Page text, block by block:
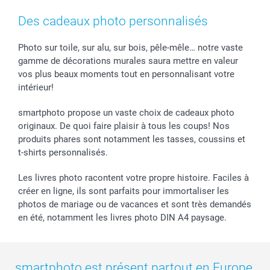
Cadres photo & accessoires déco
Calendrier photos & Agendas photo
Stickers & Etiquettes
Chèque Cadeau
Mentions Légales
Affiliation
Investor Relations
B2B smartbusiness
Droit de rétractation
Fête des Mères
Confirmation ou communion
Mariage
Fête d'anniversaire
Collection naissance
Tous les évènements
Tarifs et frais de livraison
Livraison en 48 heures
Modes de Paiement
Identifiez-vous
Plan du site
Statut de ma commande
smarfriends
smartgarantie
smartbonus
Des cadeaux photo personnalisés
Photo sur toile, sur alu, sur bois, pêle-mêle… notre vaste
gamme de décorations murales saura mettre en valeur
vos plus beaux moments tout en personnalisant votre
intérieur!
smartphoto propose un vaste choix de cadeaux photo
originaux. De quoi faire plaisir à tous les coups! Nos
produits phares sont notamment les tasses, coussins et
t-shirts personnalisés.
Les livres photo racontent votre propre histoire. Faciles à
créer en ligne, ils sont parfaits pour immortaliser les
photos de mariage ou de vacances et sont très demandés
en été, notamment les livres photo DIN A4 paysage.